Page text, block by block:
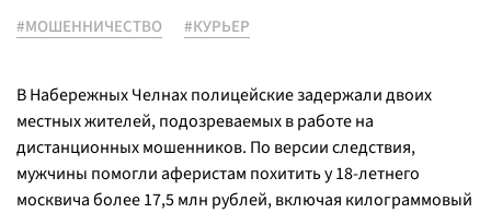
#МОШЕННИЧЕСТВО #КУРЬЕР
В Набережных Челнах полицейские задержали двоих
местных жителей, подозреваемых в работе на
дистанционных мошенников. По версии следствия,
мужчины помогли аферистам похитить у 18-летнего
москвича более 17,5 млн рублей, включая килограммовый